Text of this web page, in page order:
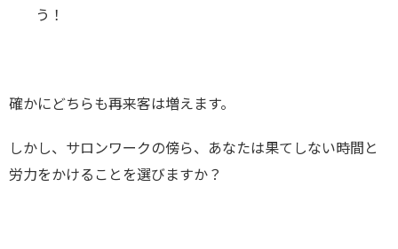
う！
確かにどちらも再来客は増えます。
しかし、サロンワークの傍ら、あなたは果てしない時間と
労力をかけることを選びますか？